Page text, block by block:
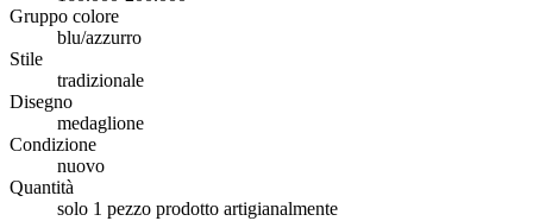
Gruppo colore
blu/azzurro
Stile
tradizionale
Disegno
medaglione
Condizione
nuovo
Quantità
solo 1 pezzo prodotto artigianalmente